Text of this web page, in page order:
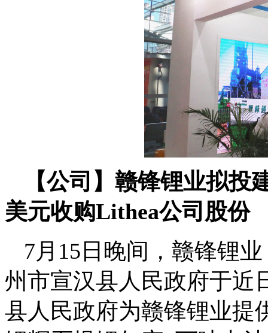
【公司】赣锋锂业拟投
美元收购Lithea公司股份
7月15日晚间，赣锋锂
州市宣汉县人民政府于近
县人民政府为赣锋锂业提